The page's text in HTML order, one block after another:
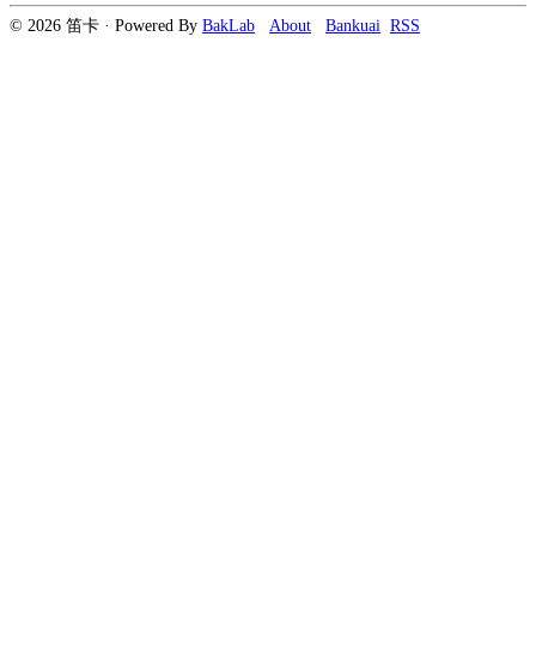
© 2026 笛卡 · Powered By BakLab About Bankuai RSS